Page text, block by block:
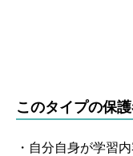
このタイプの保
・自分自身が学習